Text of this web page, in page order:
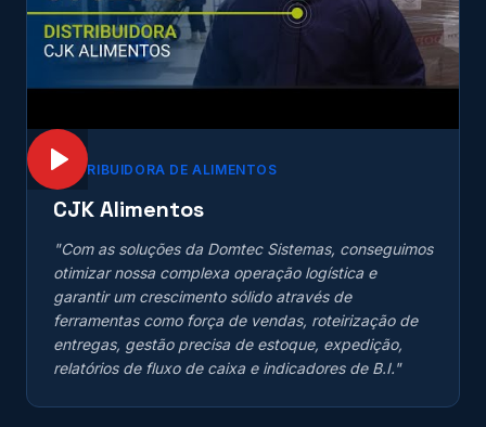
DISTRIBUIDORA DE ALIMENTOS
CJK Alimentos
"Com as soluções da Domtec Sistemas, conseguimos
otimizar nossa complexa operação logística e
garantir um crescimento sólido através de
ferramentas como força de vendas, roteirização de
entregas, gestão precisa de estoque, expedição,
relatórios de fluxo de caixa e indicadores de B.I."